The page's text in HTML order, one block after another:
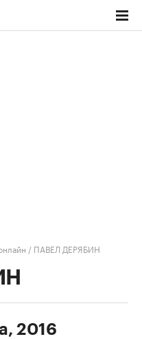
/ ПАВЕЛ ДЕРЯБИН
2016